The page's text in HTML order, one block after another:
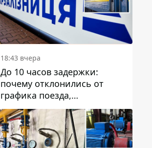
18:43 вчера
До 10 часов задержки:
почему отклонились от
графика поезда,
курсирующие через Днепр
и область